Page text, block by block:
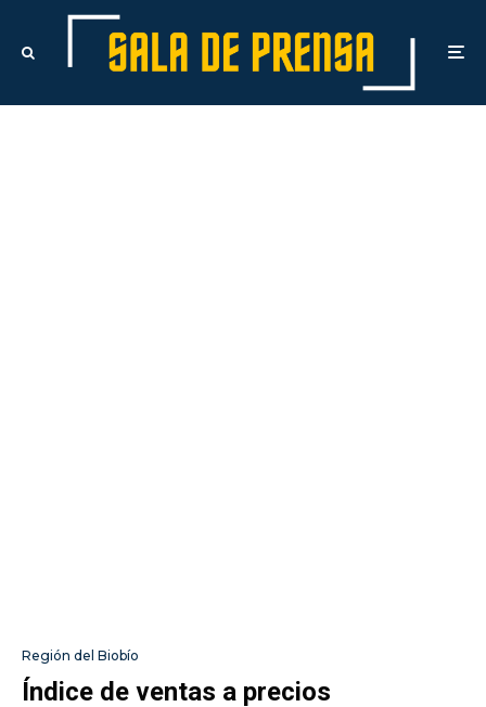
Región del Biobío
Índice de ventas a precios